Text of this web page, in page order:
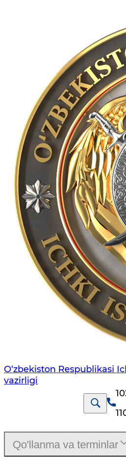
O‘zbеkiston Rеspublikаsi
vаzirligi
Qo'llanma va terminlar